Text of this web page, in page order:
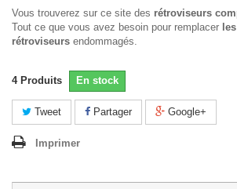
Vous trouverez sur ce site des rétroviseurs
Tout ce que vous avez besoin pour remplacer les
rétroviseurs endommagés.
4 Produits En stock
Tweet Partager Google+
Imprimer